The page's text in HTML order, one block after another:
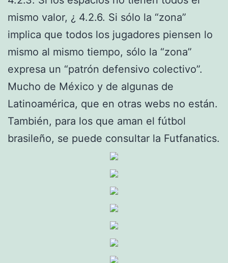
mismo valor, ¿ 4.2.6. Si sólo la “zona”
implica que todos los jugadores piensen lo
mismo al mismo tiempo, sólo la “zona”
expresa un “patrón defensivo colectivo”.
Mucho de México y de algunas de
Latinoamérica, que en otras webs no están.
También, para los que aman el fútbol
brasileño, se puede consultar la Futfanatics.